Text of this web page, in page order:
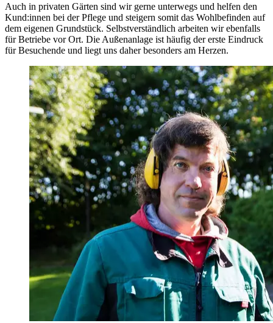
Auch in privaten Gärten sind wir gerne unterwegs und helfen den
Kund:innen bei der Pflege und steigern somit das Wohlbefinden auf
dem eigenen Grundstück. Selbstverständlich arbeiten wir ebenfalls
für Betriebe vor Ort. Die Außenanlage ist häufig der erste Eindruck
für Besuchende und liegt uns daher besonders am Herzen.